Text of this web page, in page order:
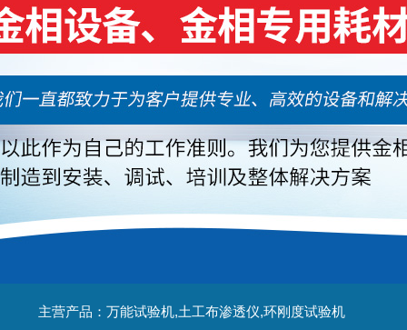
主营产品：万能试验机,土工布渗透仪,环刚度试验机